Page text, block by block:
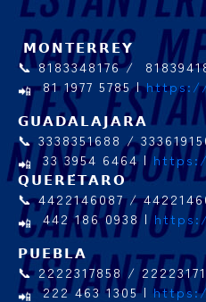
𝗠𝗢𝗡𝗧𝗘𝗥𝗥𝗘𝗬
📞 8183348176 /
81 1977 5785 |https://
𝗚𝗨𝗔𝗗𝗔𝗟𝗔𝗝𝗔𝗥𝗔
📞 3338351688 /
33 3954 6464 |
𝗤𝗨𝗘𝗥𝗘́𝗧𝗔𝗥𝗢
📞 4422146087 /
442 186 0938 |
𝗣𝗨𝗘𝗕𝗟𝗔
📞 2222317858 /
222 463 1305 |